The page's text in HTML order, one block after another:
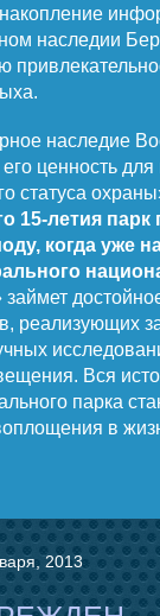
наследии
наследие
ценность для
статуса
15-летия парк
когда уже
реализующих
Вся
парка
в
2013